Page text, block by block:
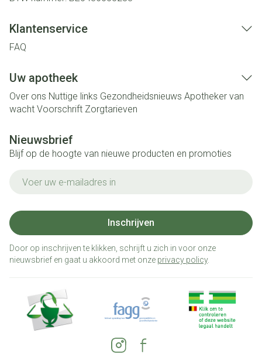
Klantenservice
FAQ
Uw apotheek
Over ons Nuttige links Gezondheidsnieuws Apotheker van
wacht Voorschrift Zorgtarieven
Nieuwsbrief
Blijf op de hoogte van nieuwe producten en promoties
Inschrijven
Door op inschrijven te klikken, schrijft u zich in voor onze
nieuwsbrief en gaat u akkoord met onze privacy policy.